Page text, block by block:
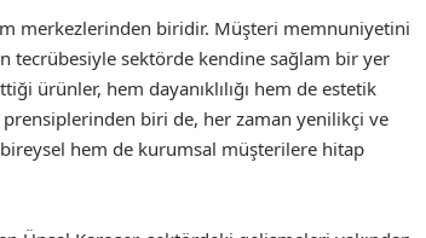
merkezlerinden biridir. Müşteri memnuniyetini
tecrübesiyle sektörde kendine sağlam bir yer
ürünler, hem dayanıklılığı hem de estetik
biri de, her zaman yenilikçi ve
hem de kurumsal müşterilere hitap